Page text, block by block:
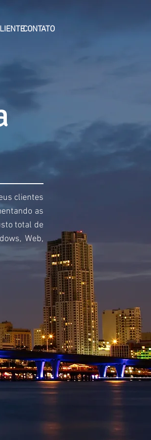
CONTATO
clientes
as
total de
Web,